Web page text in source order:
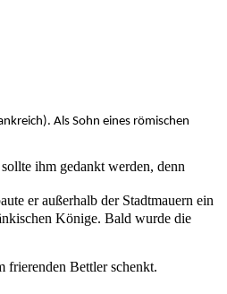
Als Sohn eines römischen
ihm gedankt werden, denn
er außerhalb der Stadtmauern ein
Könige. Bald wurde die
frierenden Bettler schenkt.